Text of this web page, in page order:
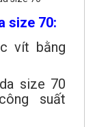
size 70:
vít bằng
size 70
suất